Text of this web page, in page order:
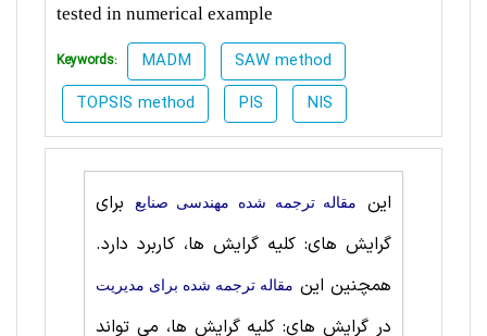
tested in numerical example
Keywords: MADM
SAW method
TOPSIS method
PIS NIS
این مقاله ترجمه شده مهندسی صنايع
برای
گرایش های: کلیه گرایش ها، کاربرد دارد.
همچنین این مقاله ترجمه شده برای مديريت
در گرایش های: کلیه گرایش ها، می تواند